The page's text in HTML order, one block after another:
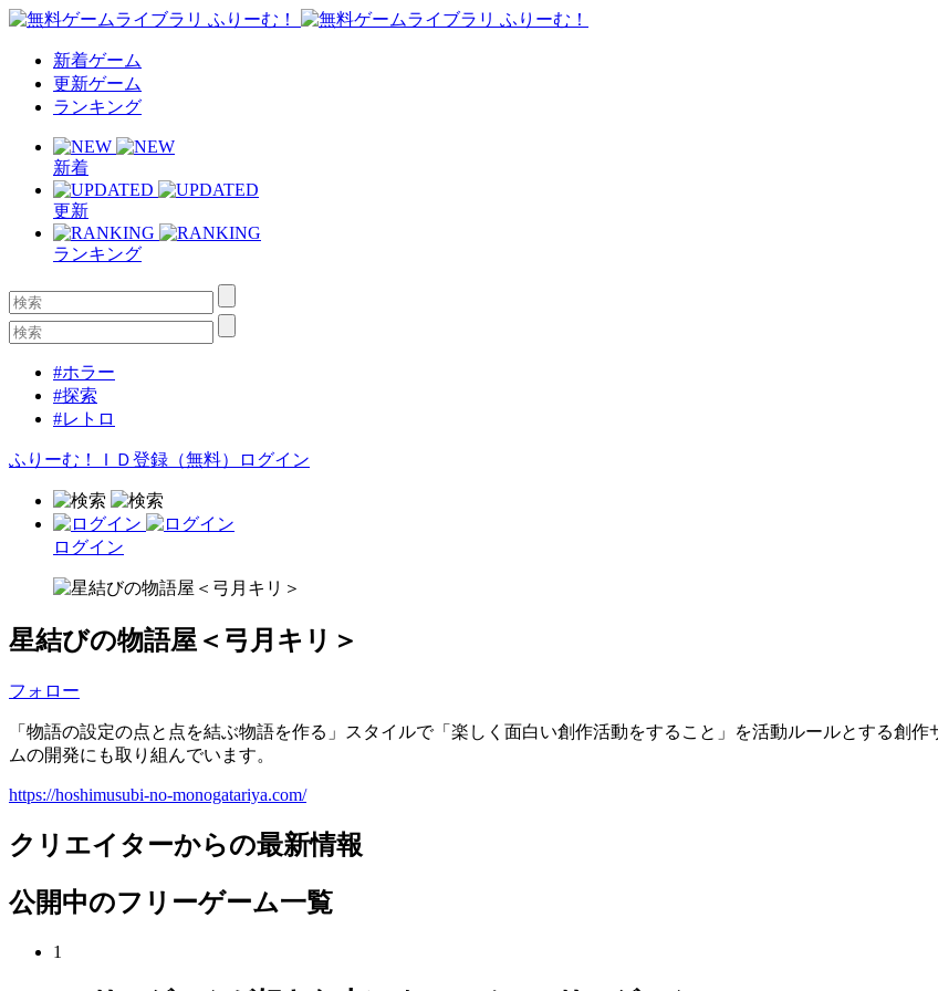
新着ゲーム
更新ゲーム
ランキング
新着
更新
ランキング
#ホラー
#探索
#レトロ
ふりーむ！ＩＤ登録（無料） ログイン
ログイン
星結びの物語屋＜弓月キリ＞
フォロー
「物語の設定の点と点を結ぶ物語を作る」スタイルで「楽しく面白い創作活動をすること」を活動ルールとする創
ムの開発にも取り組んでいます。
https://hoshimusubi-no-monogatariya.com/
クリエイターからの最新情報
公開中のフリーゲーム一覧
1